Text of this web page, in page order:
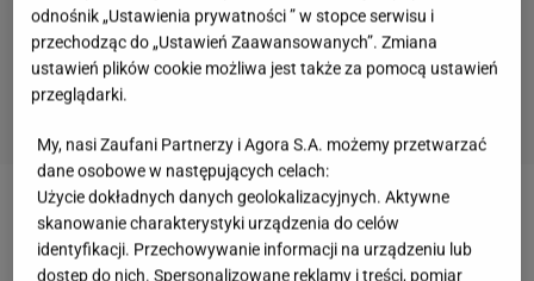
Zobacz wideoDrogie grzyby rosną w centrum
miasta! Są jednymi z najsmaczniejszych
odnośnik „Ustawienia prywatności ” w stopce serwisu i
przechodząc do „Ustawień Zaawansowanych”. Zmiana
ustawień plików cookie możliwa jest także za pomocą ustawień
przeglądarki.
My, nasi Zaufani Partnerzy i Agora S.A. możemy przetwarzać
dane osobowe w następujących celach:
Użycie dokładnych danych geolokalizacyjnych. Aktywne
skanowanie charakterystyki urządzenia do celów
identyfikacji. Przechowywanie informacji na urządzeniu lub
dostęp do nich. Spersonalizowane reklamy i treści, pomiar